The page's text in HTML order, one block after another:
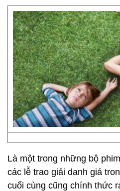
Là một trong những bộ
các lễ trao giải danh giá
cuối cùng cũng chính thức